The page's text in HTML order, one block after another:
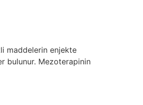
maddelerin enjekte
bulunur. Mezoterapinin